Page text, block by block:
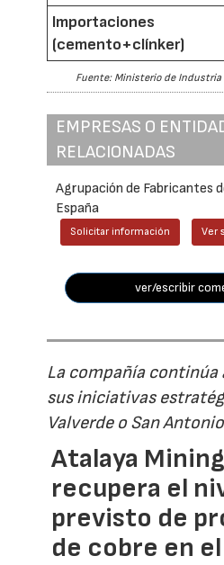
Importaciones
(cemento+clínker)
Fuente: Ministerio de Industria
EMPRESAS O
RELACIONADAS
Agrupación de Fabricantes
España
Solicitar información Ver
ver/escribir
La compañía continúa
sus iniciativas
Valverde o San Antonio
Atalaya Mining
recupera el
previsto de
de cobre en